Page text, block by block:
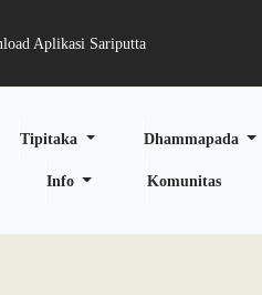
Aplikasi Sariputta
Tipitaka Dhammapada
Info Komunitas